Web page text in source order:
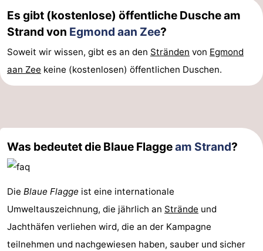
Es gibt (kostenlose) öffentliche Dusche am
Strand von Egmond aan Zee?
Soweit wir wissen, gibt es an den Stränden von Egmond
aan Zee keine (kostenlosen) öffentlichen Duschen.
Was bedeutet die Blaue Flaggeam Strand?
Die Blaue Flagge ist eine internationale
Umweltauszeichnung, die jährlich an Strände und
Jachthäfen verliehen wird, die an der Kampagne
teilnehmen und nachgewiesen haben, sauber und sicher